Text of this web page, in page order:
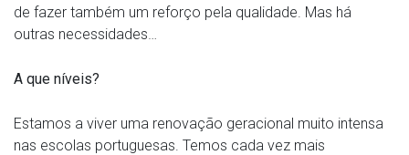
de fazer também um reforço pela qualidade. Mas há
outras necessidades…
A que níveis?
Estamos a viver uma renovação geracional muito intensa
nas escolas portuguesas. Temos cada vez mais